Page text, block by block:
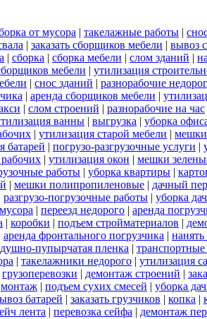
от мусора | такелажные работы |
| заказать сборщиков мебели | вывоз
| сборка | сборка мебели | слом зданий |
мебели | утилизация
| снос зданий | разнорабочие
| аренда сборщиков мебели |
| слом строений | разнорабочие на час
ванны | выгрузка | уборка
| утилизация старой мебели |
батарей | погрузо-разгрузочные услуги |
| утилизация окон | мешки
работы | уборка квартиры |
| мешки полипропиленовые | дачный
разгрузо-погрузочные работы | уборка
| переезд недорого | аренда
| коробки | подъем стройматериалов |
аренда фронтального погрузчика |
пупырчатая пленка | транспортные
| такелажники недорого | утилизация
грузоперевозки | демонтаж строений |
монтаж | подъем сухих смесей | уборка
батарей | заказать грузчиков | копка |
лента | перевозка сейфа | демонтаж